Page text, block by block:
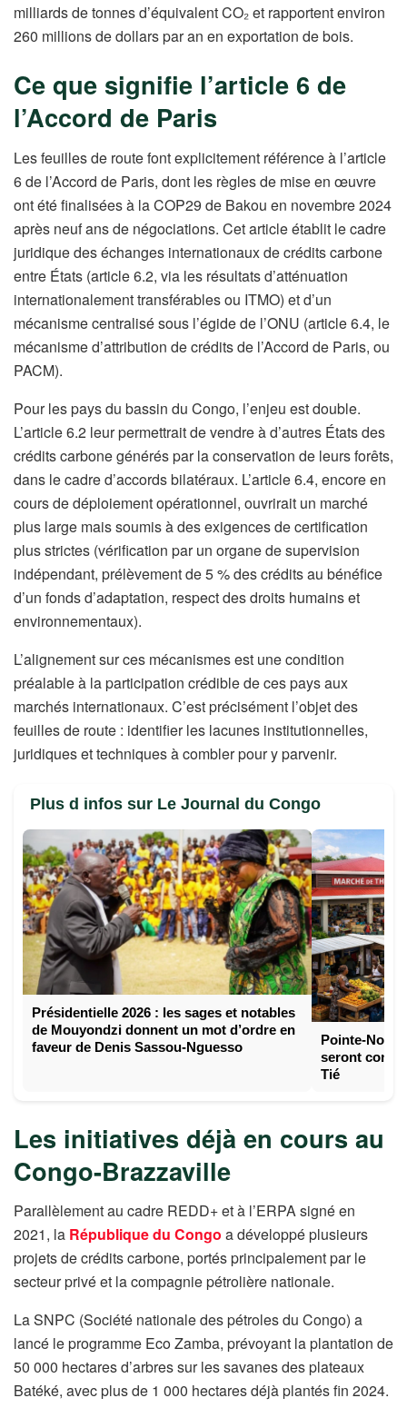
milliards de tonnes d’équivalent CO₂ et rapportent environ
260 millions de dollars par an en exportation de bois.
Ce que signifie l’article 6 de
l’Accord de Paris
Les feuilles de route font explicitement référence à l’article
6 de l’Accord de Paris, dont les règles de mise en œuvre
ont été finalisées à la COP29 de Bakou en novembre 2024
après neuf ans de négociations. Cet article établit le cadre
juridique des échanges internationaux de crédits carbone
entre États (article 6.2, via les résultats d’atténuation
internationalement transférables ou ITMO) et d’un
mécanisme centralisé sous l’égide de l’ONU (article 6.4, le
mécanisme d’attribution de crédits de l’Accord de Paris, ou
PACM).
Pour les pays du bassin du Congo, l’enjeu est double.
L’article 6.2 leur permettrait de vendre à d’autres États des
crédits carbone générés par la conservation de leurs forêts,
dans le cadre d’accords bilatéraux. L’article 6.4, encore en
cours de déploiement opérationnel, ouvrirait un marché
plus large mais soumis à des exigences de certification
plus strictes (vérification par un organe de supervision
indépendant, prélèvement de 5 % des crédits au bénéfice
d’un fonds d’adaptation, respect des droits humains et
environnementaux).
L’alignement sur ces mécanismes est une condition
préalable à la participation crédible de ces pays aux
marchés internationaux. C’est précisément l’objet des
feuilles de route : identifier les lacunes institutionnelles,
juridiques et techniques à combler pour y parvenir.
Plus d infos sur Le Journal du Congo
Présidentielle 2026 : les sages et notables
de Mouyondzi donnent un mot d’ordre en
faveur de Denis Sassou-Nguesso
Pointe-Noire
seront
Tié
Les initiatives déjà en cours au
Congo-Brazzaville
Parallèlement au cadre REDD+ et à l’ERPA signé en
2021, la République du Congo a développé plusieurs
projets de crédits carbone, portés principalement par le
secteur privé et la compagnie pétrolière nationale.
La SNPC (Société nationale des pétroles du Congo) a
lancé le programme Eco Zamba, prévoyant la plantation de
50 000 hectares d’arbres sur les savanes des plateaux
Batéké, avec plus de 1 000 hectares déjà plantés fin 2024.